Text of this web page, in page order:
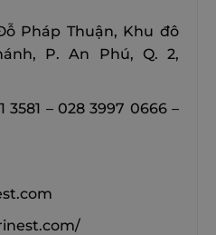
Pháp Thuận, Khu đô
P. An Phú, Q. 2,
3581 – 028 3997 0666 –